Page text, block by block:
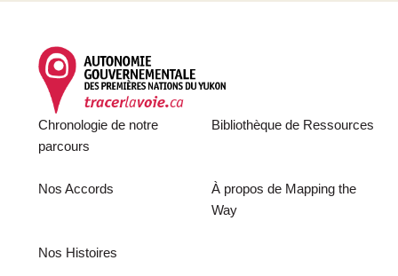
Footer
Chronologie de notre
parcours
Nos Accords
Nos Histoires
Bibliothèque de Ressources
À propos de Mapping the
Way